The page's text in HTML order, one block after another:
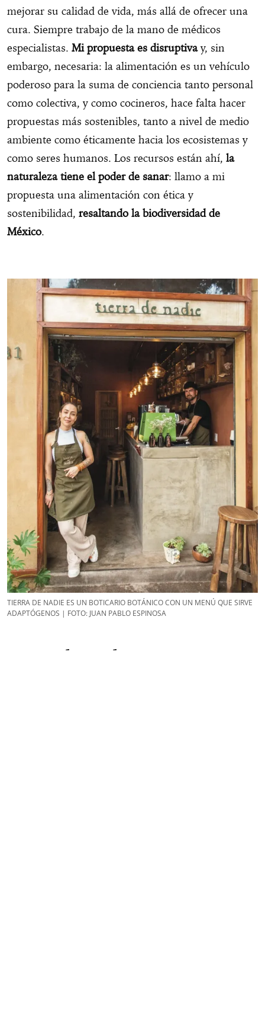
mejorar su calidad de vida, más allá de ofrecer una
cura. Siempre trabajo de la mano de médicos
especialistas. Mi propuesta es disruptivay, sin
embargo, necesaria: la alimentación es un vehículo
poderoso para la suma de conciencia tanto personal
como colectiva, y como cocineros, hace falta hacer
propuestas más sostenibles, tanto a nivel de medio
ambiente como éticamente hacia los ecosistemas y
como seres humanos. Los recursos están ahí, la
naturaleza tiene el poder de sanar: llamo a mi
propuesta una alimentación con ética y
sostenibilidad, resaltando la biodiversidad de
México.
TIERRA DE NADIE ES UN BOTICARIO BOTÁNICO CON UN MENÚ QUE SIRVE
ADAPTÓGENOS | FOTO: JUAN PABLO ESPINOSA
Tierra de Nadie